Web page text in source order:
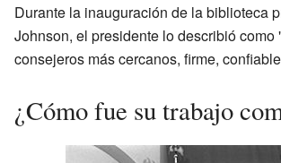
Durante la inauguración de la biblioteca
Johnson, el presidente lo describió como
consejeros más cercanos, firme,
¿Cómo fue su trabajo